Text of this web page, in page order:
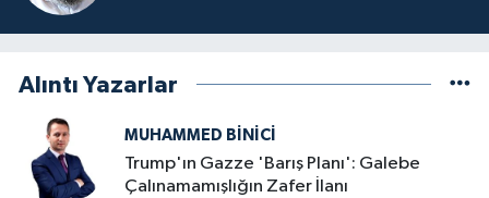
Alıntı Yazarlar
MUHAMMED BINICI
Trump'ın Gazze 'Barış Planı': Galebe
Çalınamamışlığın Zafer İlanı